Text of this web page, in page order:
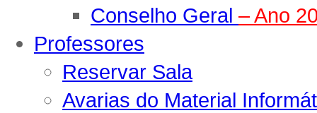
Conselho Geral – Ano
Professores
Reservar Sala
Avarias do Material